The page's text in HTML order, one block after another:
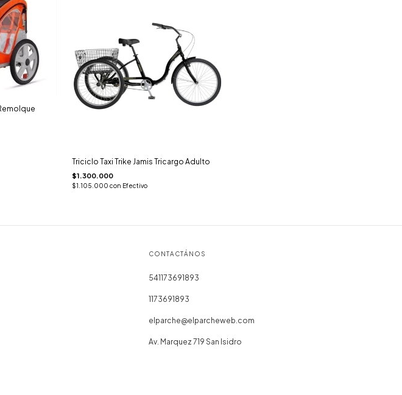
Triciclo Taxi Trike Jamis Tricargo Adulto
$1.300.000
$1.105.000 con Efectivo
CONTACTÁNOS
541173691893
1173691893
elparche@elparcheweb.com
Av. Marquez 719 San Isidro